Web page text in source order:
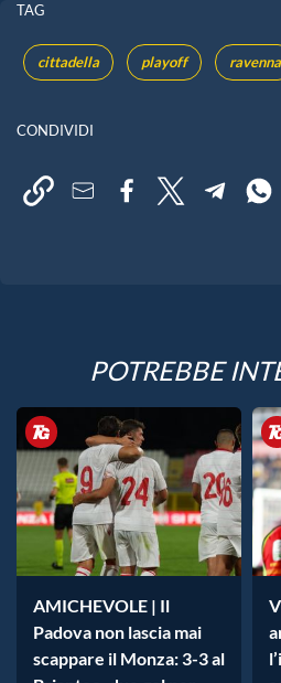
TAG
cittadella playoff ravenna
CONDIVIDI
POTREBBE
AMICHEVOLE | Il
Padova non lascia mai
scappare il Monza: 3-3 al